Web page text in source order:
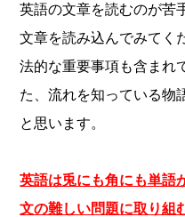
英語の文章を読むのが苦
文章を読み込んでみてく
法的な重要事項も含まれ
た、流れを知っている物
と思います。
英語は兎にも角にも単語
文の難しい問題に取り組